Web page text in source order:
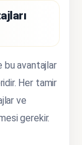
bu avantajlar
Her tamir
ve
gerekir.